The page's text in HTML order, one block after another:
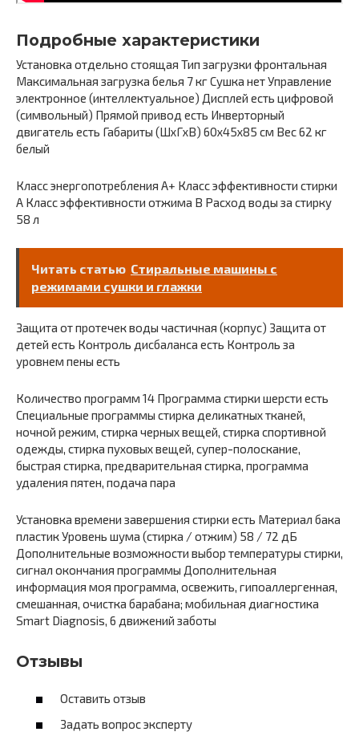
Подробные характеристики
Установка отдельно стоящая Тип загрузки фронтальная
Максимальная загрузка белья 7 кг Сушка нет Управление
электронное (интеллектуальное) Дисплей есть цифровой
(символьный) Прямой привод есть Инверторный
двигатель есть Габариты (ШxГxВ) 60x45x85 см Вес 62 кг
белый
Класс энергопотребления A+ Класс эффективности стирки
A Класс эффективности отжима B Расход воды за стирку
58 л
Читать статью Стиральные машины с
режимами сушки и глажки
Защита от протечек воды частичная (корпус) Защита от
детей есть Контроль дисбаланса есть Контроль за
уровнем пены есть
Количество программ 14 Программа стирки шерсти есть
Специальные программы стирка деликатных тканей,
ночной режим, стирка черных вещей, стирка спортивной
одежды, стирка пуховых вещей, супер-полоскание,
быстрая стирка, предварительная стирка, программа
удаления пятен, подача пара
Установка времени завершения стирки есть Материал бака
пластик Уровень шума (стирка / отжим) 58 / 72 дБ
Дополнительные возможности выбор температуры стирки,
сигнал окончания программы Дополнительная
информация моя программа, освежить, гипоаллергенная,
смешанная, очистка барабана; мобильная диагностика
Smart Diagnosis, 6 движений заботы
Отзывы
Оставить отзыв
Задать вопрос эксперту